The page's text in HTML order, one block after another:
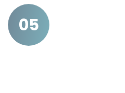
• Calculs de flambage pour
charges associées.
• Analyse spectrale pour les
excitations dynamiques comme les
05